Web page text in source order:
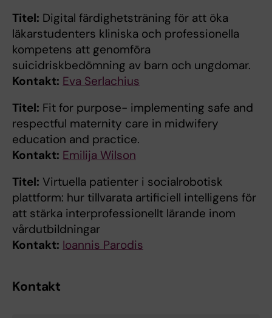
Titel: Digital färdighetsträning för att öka
läkarstudenters kliniska och professionella
kompetens att genomföra
suicidriskbedömning av barn och ungdomar.
Kontakt: Eva Serlachius
Titel: Fit for purpose- implementing safe and
respectful maternity care in midwifery
education and practice.
Kontakt: Emilija Wilson
Titel: Virtuella patienter i socialrobotisk
plattform: hur tillvarata artificiell intelligens för
att stärka interprofessionellt lärande inom
vårdutbildningar
Kontakt: Ioannis Parodis
Kontakt